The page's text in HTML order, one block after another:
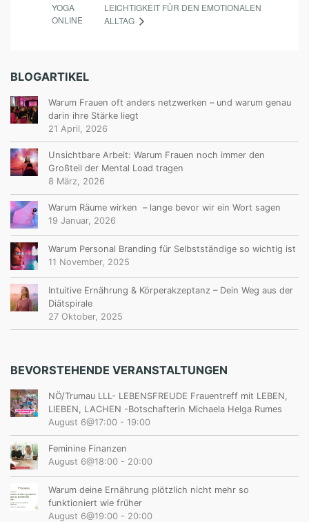
YOGA
ONLINE
LEICHTIGKEIT FÜR DEN EMOTIONALEN
ALLTAG
BLOGARTIKEL
Warum Frauen oft anders netzwerken – und warum genau
darin ihre Stärke liegt
21 April, 2026
Unsichtbare Arbeit: Warum Frauen noch immer den
Großteil der Mental Load tragen
8 März, 2026
Warum Räume wirken – lange bevor wir ein Wort sagen
19 Januar, 2026
Warum Personal Branding für Selbstständige so wichtig ist
11 November, 2025
Intuitive Ernährung & Körperakzeptanz – Dein Weg aus der
Diätspirale
27 Oktober, 2025
BEVORSTEHENDE VERANSTALTUNGEN
NÖ/Trumau LLL- LEBENSFREUDE Frauentreff mit LEBEN,
LIEBEN, LACHEN -Botschafterin Michaela Helga Rumes
August 6@17:00 - 19:00
Feminine Finanzen
August 6@18:00 - 20:00
Warum deine Ernährung plötzlich nicht mehr so
funktioniert wie früher
August 6@19:00 - 20:00